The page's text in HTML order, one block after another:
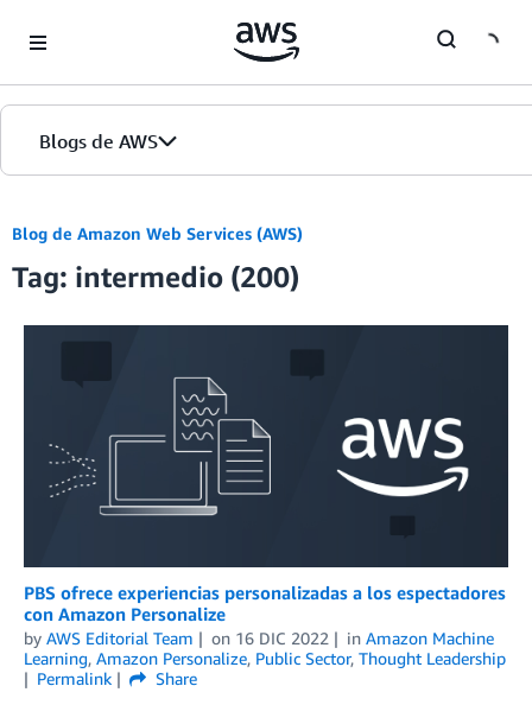
Blogs de AWS
Inicio
Ediciones
Blog de Amazon Web Services (AWS)
Tag: intermedio (200)
PBS ofrece experiencias personalizadas a los espectadores
con Amazon Personalize
by AWS Editorial Team on 16 DIC 2022 in Amazon Machine
Learning, Amazon Personalize, Public Sector, Thought Leadership
Permalink
Share